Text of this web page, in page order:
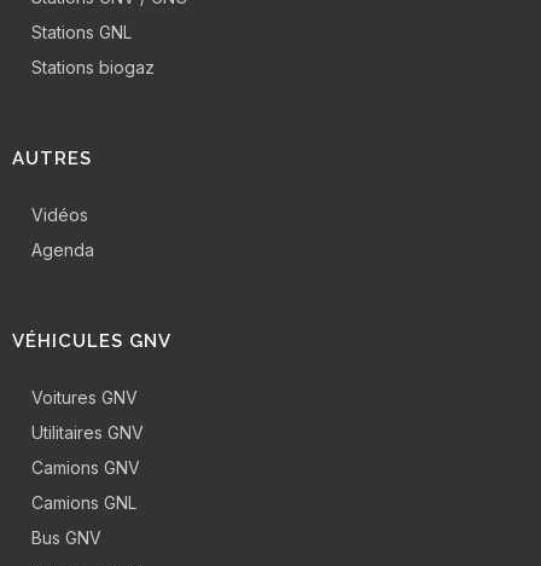
Stations GNL
Stations biogaz
AUTRES
Vidéos
Agenda
VÉHICULES GNV
Voitures GNV
Utilitaires GNV
Camions GNV
Camions GNL
Bus GNV